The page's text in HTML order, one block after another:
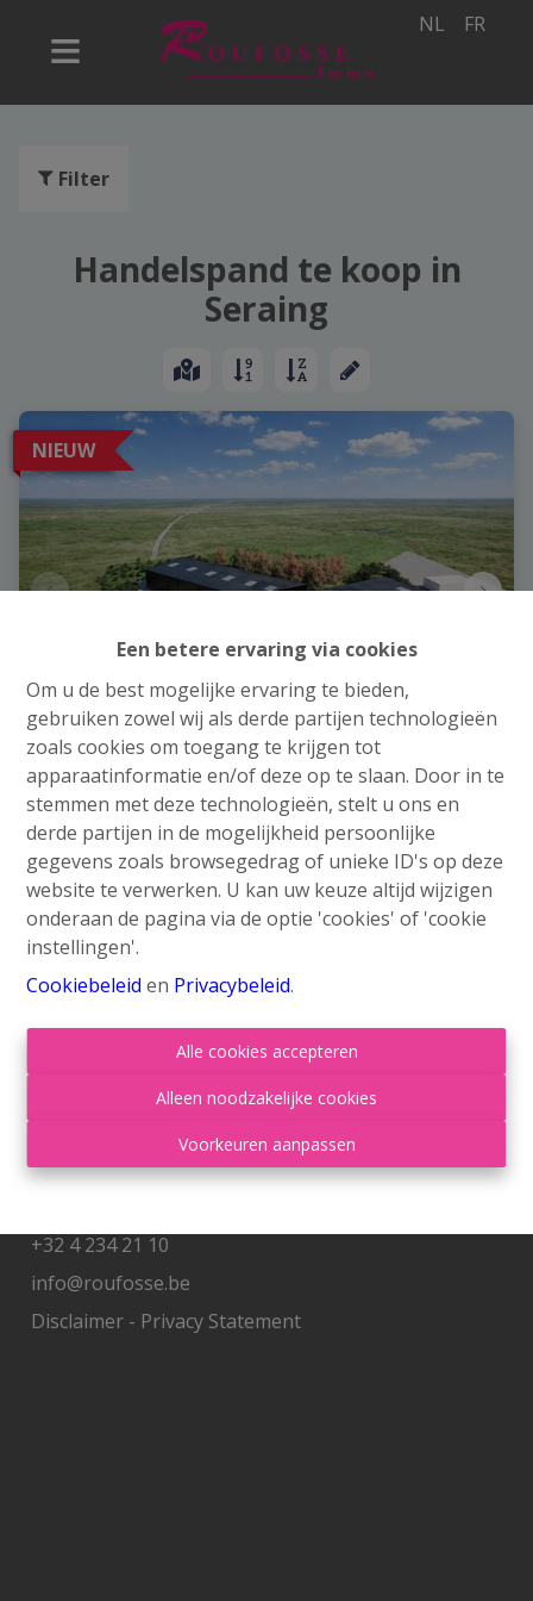
Een betere ervaring via cookies
Om u de best mogelijke ervaring te bieden,
gebruiken zowel wij als derde partijen technologieën
zoals cookies om toegang te krijgen tot
apparaatinformatie en/of deze op te slaan. Door in te
stemmen met deze technologieën, stelt u ons en
derde partijen in de mogelijkheid persoonlijke
gegevens zoals browsegedrag of unieke ID's op deze
website te verwerken. U kan uw keuze altijd wijzigen
onderaan de pagina via de optie 'cookies' of 'cookie
instellingen'.
Cookiebeleid en Privacybeleid.
Alle cookies accepteren
Alleen noodzakelijke cookies
Voorkeuren aanpassen
NL FR
Filter
Handelspand te koop in
Seraing
NIEUW
Opslagruimte
Rue Dolet 6, 4100 Seraing Ref: 5568
Vanaf € 408.000
600 m²
Grand'Route 548
+32 4 234 21 10
info@roufosse.be
Disclaimer - Privacy Statement